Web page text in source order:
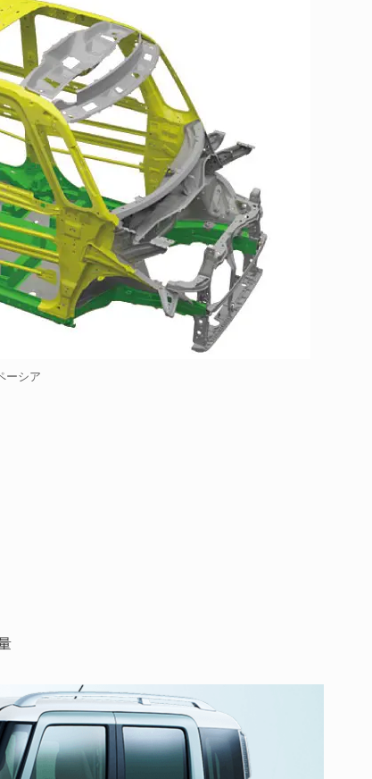
ーシア